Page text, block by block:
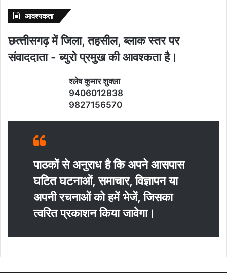
आवश्‍यकता
छत्‍तीसगढ़ में जिला, तहसील, ब्‍लाक स्‍तर पर
संवाददाता - ब्‍युरो प्रमुख की आवश्‍कता है।
श्‍लेष कुमार शुक्‍ला
9406012838
9827156570
पाठकों से अनुराध है कि अपने आसपास
घटित घटनाओं, समाचार, विज्ञापन या
अपनी रचनाओं को हमें भेजें, जिसका
त्‍वरित प्रकाशन किया जावेगा।